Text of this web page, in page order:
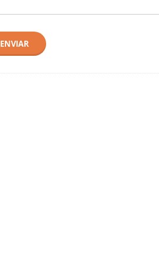
ENVIAR